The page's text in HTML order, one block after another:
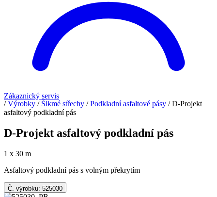
Zákaznický servis
/ Výrobky / Šikmé střechy / Podkladní asfaltové pásy / D-Projekt
asfaltový podkladní pás
D-Projekt asfaltový podkladní pás
1 x 30 m
Asfaltový podkladní pás s volným překrytím
Č. výrobku: 525030